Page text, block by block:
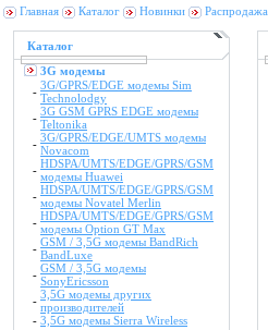
Главная Каталог Новинки Распродажа
Каталог
3G модемы
- 3G/GPRS/EDGE модемы Sim
Technolodgy
- 3G GSM GPRS EDGE модемы
Teltonika
- 3G/GPRS/EDGE/UMTS модемы
Novacom
- HDSPA/UMTS/EDGE/GPRS/GSM
модемы Huawei
- HDSPA/UMTS/EDGE/GPRS/GSM
модемы Novatel Merlin
- HDSPA/UMTS/EDGE/GPRS/GSM
модемы Option GT Max
- GSM / 3,5G модемы BandRich
BandLuxe
- GSM / 3,5G модемы
SonyEricsson
- 3,5G модемы других
производителей
- 3,5G модемы Sierra Wireless